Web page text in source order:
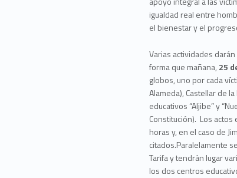
igualdad real entre
el bienestar y el
Varias actividades
forma que mañana, 25
globos, uno por cada
Alameda), Castellar de
educativos “Aljibe” y
Constitución). Los actos
horas y, en el caso de
citados.Paralelamente
Tarifa y tendrán lugar
los dos centros